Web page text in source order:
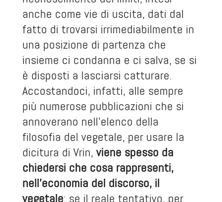
anche come vie di uscita, dati dal
fatto di trovarsi irrimediabilmente in
una posizione di partenza che
insieme ci condanna e ci salva, se si
è disposti a lasciarsi catturare.
Accostandoci, infatti, alle sempre
più numerose pubblicazioni che si
annoverano nell’elenco della
filosofia del vegetale, per usare la
dicitura di Vrin, viene spesso da
chiedersi che cosa rappresenti,
nell’economia del discorso, il
vegetale: se il reale tentativo, per